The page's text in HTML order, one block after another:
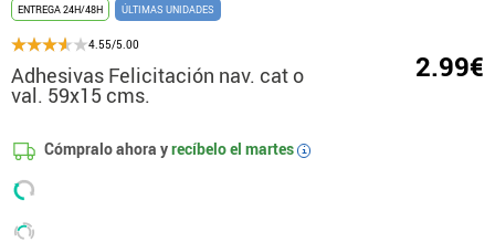
ENTREGA 24H/48H ÚLTIMAS UNIDADES
4.55/5.00
Adhesivas Felicitación nav. cat o
val. 59x15 cms.
2.99€
Cómpralo ahora yrecíbelo el martes i